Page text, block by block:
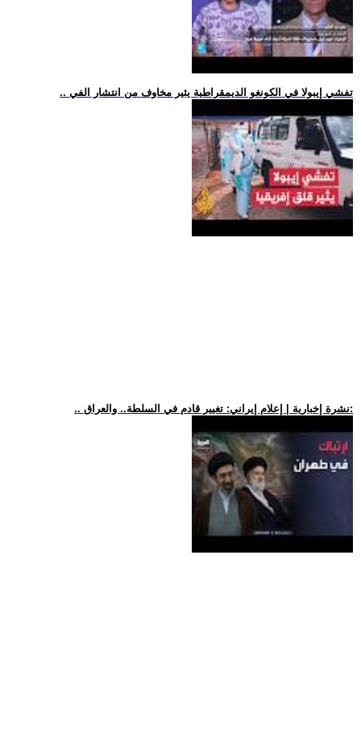
.. تفشي إيبولا في الكونغو الديمقراطية يثير مخاوف من انتشار الفي
.. نشرة إخبارية | إعلام إيراني: تغيير قادم في السلطة.. والعراق: